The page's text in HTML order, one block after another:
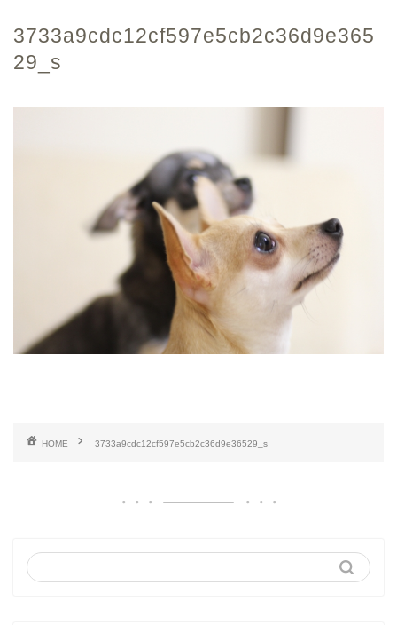
3733a9cdc12cf597e5cb2c36d9e365
29_s
HOME 3733a9cdc12cf597e5cb2c36d9e36529_s